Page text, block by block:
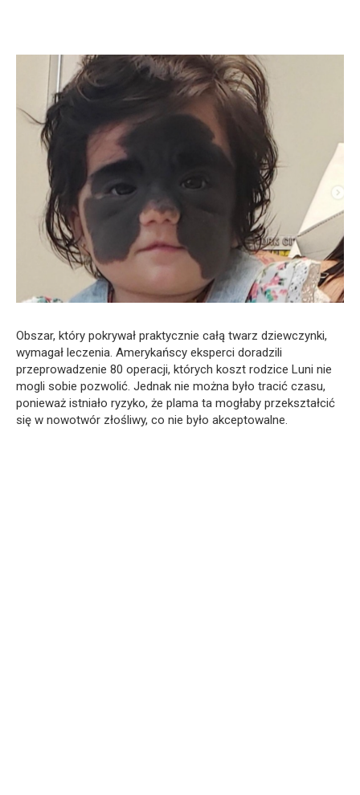
Obszar, który pokrywał praktycznie całą twarz dziewczynki,
wymagał leczenia. Amerykańscy eksperci doradzili
przeprowadzenie 80 operacji, których koszt rodzice Luni nie
mogli sobie pozwolić. Jednak nie można było tracić czasu,
ponieważ istniało ryzyko, że plama ta mogłaby przekształcić
się w nowotwór złośliwy, co nie było akceptowalne.